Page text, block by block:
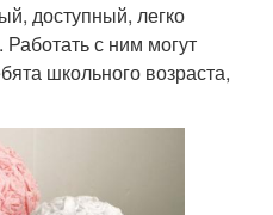
доступный, легко
с ним могут
школьного возраста,